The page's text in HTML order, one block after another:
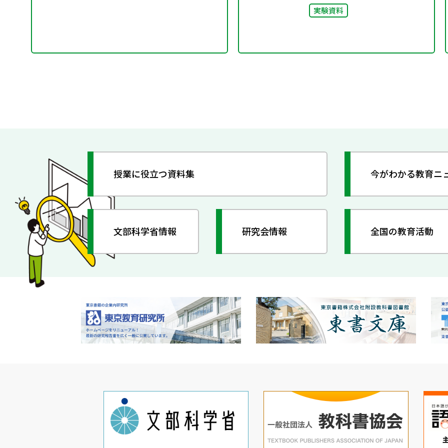
実験資料
授業に役立つ資料集 今がわかる教育ニ
文部科学省情報 研究会情報 全国の教育活動